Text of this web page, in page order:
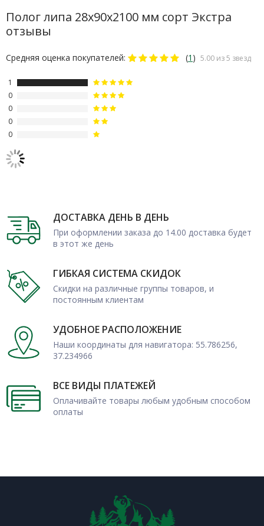
Условия заказа от производителя
цена партии будет зависеть от ее объема. Мы гарантируем
прибудет в любой населенный пункт региона.
Пиломатериалы соответствуют высоким требованиям
качества.
Полог липа 28х90х2100 мм сорт Экстра
отзывы
Средняя оценка покупателей: (1 ) 5.00 из 5 звезд
1
0
0
0
0
ДОСТАВКА ДЕНЬ В ДЕНЬ
При оформлении заказа до 14.00 доставка будет
в этот же день
ГИБКАЯ СИСТЕМА СКИДОК
Скидки на различные группы товаров, и
постоянным клиентам
УДОБНОЕ РАСПОЛОЖЕНИЕ
Наши координаты для навигатора: 55.786256,
37.234966
ВСЕ ВИДЫ ПЛАТЕЖЕЙ
Оплачивайте товары любым удобным способом
оплаты